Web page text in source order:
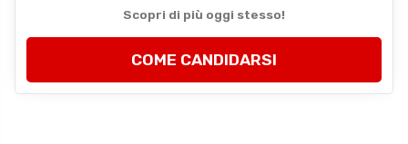
Scopri di più oggi stesso!
COME CANDIDARSI